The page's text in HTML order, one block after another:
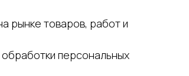
рынке товаров, работ и
персональных